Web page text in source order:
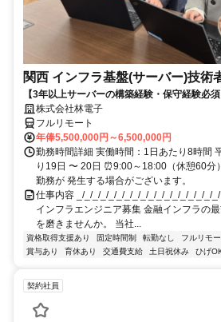
関西 インフラ基盤(サーバー)技術
【3年以上サーバーの構築経験・保守経験必
株式会社林電子
フルリモート
年俸5,500,000円～6,500,000円
勤務時間詳細 実働時間：1日あたり8時間
り19日 〜 20日 ⏰9:00～18:00（休憩60
勤務が 発生する場合がございます。
仕事内容 _/_/_/_/_/_/_/_/_/_/_/_/_/_/_/_/_/
インフラエンジニア募集 金融インフラの
を磨きませんか。 当社...
資格取得支援あり 固定時間制 転勤なし フルリモー
賞与あり
育休あり 交通費支給 土日祝休み ひげ
契約社員